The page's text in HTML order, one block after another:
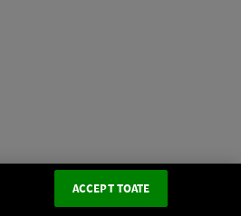
ACCEPT TOATE